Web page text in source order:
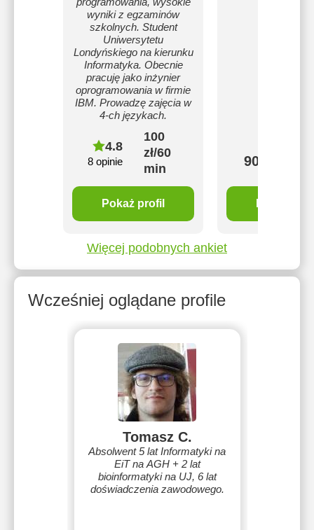
wyniki z egzaminów
szkolnych. Student
Uniwersytetu
Londyńskiego na kierunku
Informatyka. Obecnie
pracuję jako inżynier
oprogramowania w firmie
IBM. Prowadzę zajęcia w
4-ch językach.
4.8
8 opinie
100
zł/60
min
Pokaż profil
90 zł/60
Więcej podobnych ankiet
Wcześniej oglądane profile
Tomasz C.
Absolwent 5 lat Informatyki na
EiT na AGH + 2 lat
bioinformatyki na UJ, 6 lat
doświadczenia zawodowego.